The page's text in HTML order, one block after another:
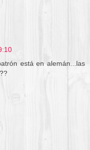
está en alemán...las